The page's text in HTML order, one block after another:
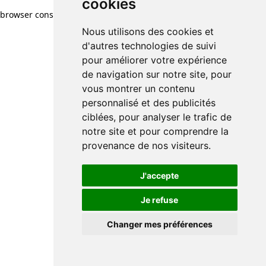
cookies
Nous utilisons des cookies et
d'autres technologies de suivi
pour améliorer votre expérience
de navigation sur notre site, pour
vous montrer un contenu
personnalisé et des publicités
ciblées, pour analyser le trafic de
notre site et pour comprendre la
provenance de nos visiteurs.
J'accepte
Je refuse
Changer mes préférences
browser console for more information)